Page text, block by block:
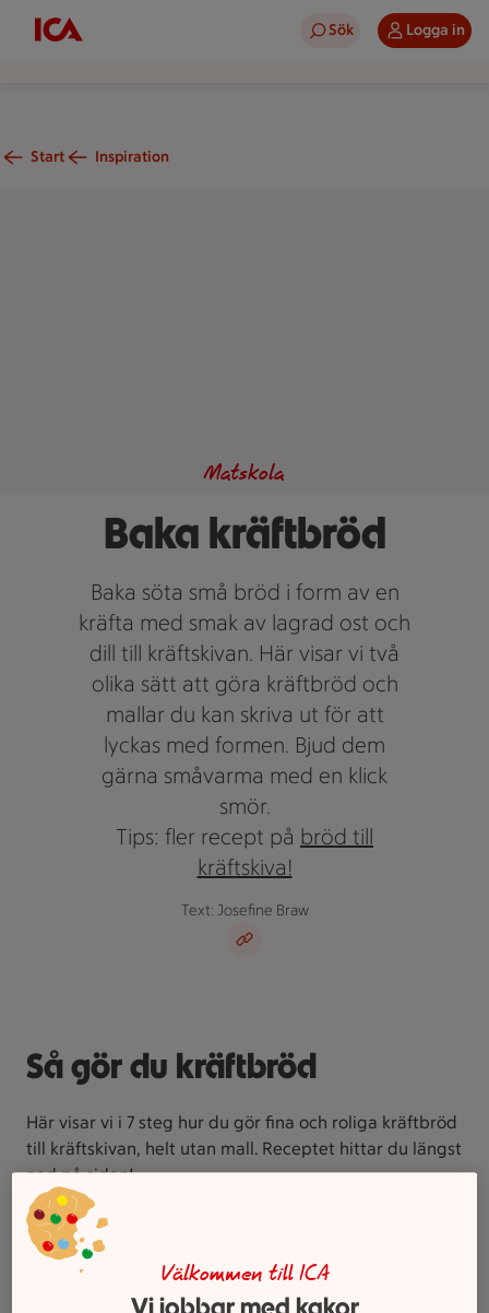
Sök Logga in
Start Inspiration
Baka kräftbröd
Matskola
Baka söta små bröd i form av en
kräfta med smak av lagrad ost och
dill till kräftskivan. Här visar vi två
olika sätt att göra kräftbröd och
mallar du kan skriva ut för att
lyckas med formen. Bjud dem
gärna småvarma med en klick
smör.
Tips: fler recept på bröd till
kräftskiva!
Text: Josefine Braw
Så gör du kräftbröd
Här visar vi i 7 steg hur du gör fina och roliga kräftbröd
till kräftskivan, helt utan mall. Receptet hittar du längst
ned på sidan!
Välkommen till ICA